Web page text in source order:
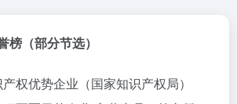
榜（部分节选）
权优势企业（国家知识产权局）